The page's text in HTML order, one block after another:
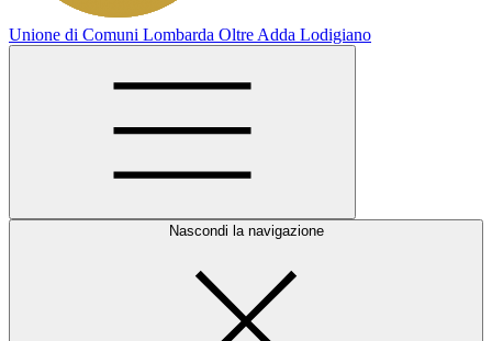
Unione di Comuni Lombarda Oltre Adda Lodigiano
Nascondi la navigazione